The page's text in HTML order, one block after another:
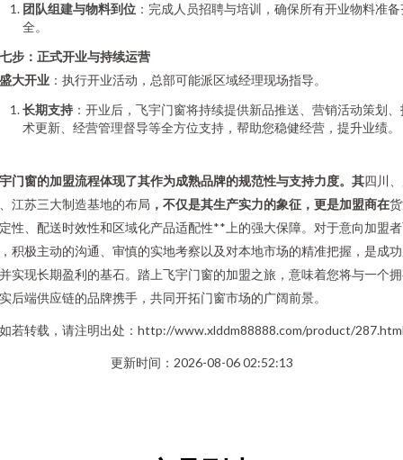
团队组建与物料到位 ：完成人员招聘与培训，确保所有开业物料准
全。
步：正式开业与持续运营
盛大开业 ：执行开业活动，总部可能派区域经理现场指导。
长期支持 ：开业后，飞宇门窗将持续提供新品推送、营销活动策划、
术更新、经营管理督导等全方位支持，帮助您稳健经营，提升业绩。
门窗的加盟流程体现了其作为成熟品牌的规范性与支持力度。其四川
江苏三大制造基地的布局 ，不仅是其生产实力的象征，更是加盟商在
性、配送时效性和区域化产品适配性**上的强大保障。对于意向加盟
积极主动的沟通、审慎的实地考察以及对本地市场的精准把握，是成
实现长期盈利的基石。踏上飞宇门窗的加盟之旅，意味着您将与一个
后端供应链的品牌携手，共同开拓门窗市场的广阔前景。
若转载，请注明出处：http://www.xlddm88888.com/product/
更新时间：2026-08-06 02:52:13